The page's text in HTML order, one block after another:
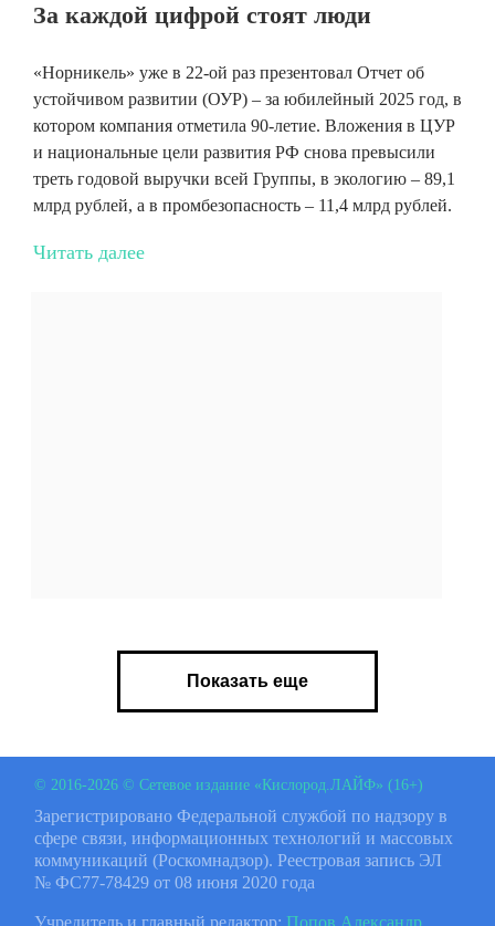
За каждой цифрой стоят люди
«Норникель» уже в 22-ой раз презентовал Отчет об
устойчивом развитии (ОУР) – за юбилейный 2025 год, в
котором компания отметила 90-летие. Вложения в ЦУР
и национальные цели развития РФ снова превысили
треть годовой выручки всей Группы, в экологию – 89,1
млрд рублей, а в промбезопасность – 11,4 млрд рублей.
Читать далее
Показать еще
© 2016-2026 © Сетевое издание «Кислород.ЛАЙФ» (16+)
Зарегистрировано Федеральной службой по надзору в
сфере связи, информационных технологий и массовых
коммуникаций (Роскомнадзор). Реестровая запись ЭЛ
№ ФС77-78429 от 08 июня 2020 года
Учредитель и главный редактор: Попов Александр